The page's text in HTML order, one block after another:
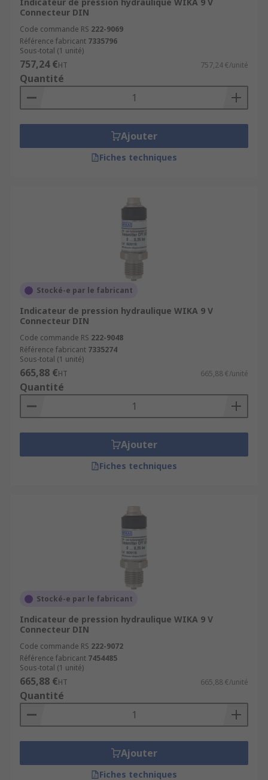
Connecteur DIN
Code commande RS 222-9069
Référence fabricant 7335796
Sous-total (1 unité)
757,24 €HT 757,24 €/unité
Quantité
Ajouter
Fiches techniques
Stocké-e par le fabricant
Indicateur de pression hydraulique WIKA 9 V
Connecteur DIN
Code commande RS 222-9048
Référence fabricant 7335274
Sous-total (1 unité)
665,88 €HT 665,88 €/unité
Quantité
Ajouter
Fiches techniques
Stocké-e par le fabricant
Indicateur de pression hydraulique WIKA 9 V
Connecteur DIN
Code commande RS 222-9072
Référence fabricant 7454485
Sous-total (1 unité)
665,88 €HT 665,88 €/unité
Quantité
Ajouter
Fiches techniques